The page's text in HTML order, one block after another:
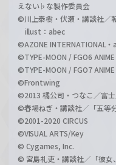
えない♭な製作委員会
©川上泰樹・伏瀬・講談社／
illust：abec
©AZONE INTERNATIONAL
©TYPE-MOON / FGO6
©TYPE-MOON / FGO7
©Frontwing
©2013 橘公司・つなこ／富
©春場ねぎ・講談社／「五等
©2001-2020 CIRCUS
©VISUAL ARTS/Key
© Cygames, Inc.
© 宮島礼吏・講談社／「彼女